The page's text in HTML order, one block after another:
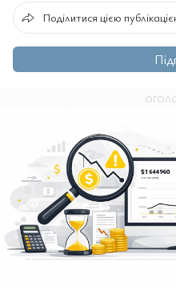
Поділитися цією